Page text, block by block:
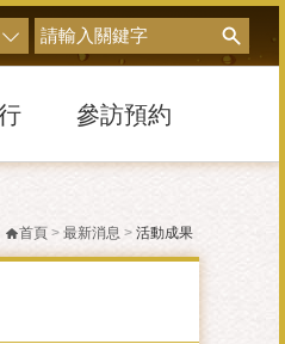
搜尋
參訪預約
首頁 > 最新消息 > 活動成果